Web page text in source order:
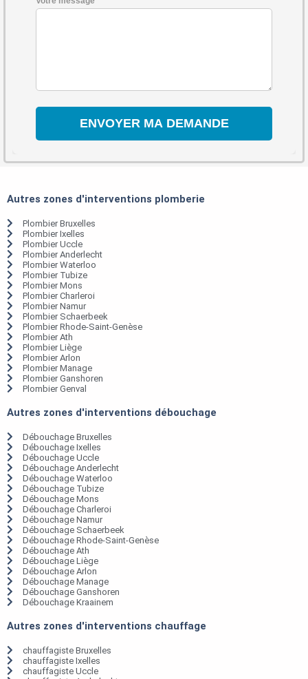
Autres zones d'interventions plomberie
Plombier Bruxelles
Plombier Ixelles
Plombier Uccle
Plombier Anderlecht
Plombier Waterloo
Plombier Tubize
Plombier Mons
Plombier Charleroi
Plombier Namur
Plombier Schaerbeek
Plombier Rhode-Saint-Genèse
Plombier Ath
Plombier Liège
Plombier Arlon
Plombier Manage
Plombier Ganshoren
Plombier Genval
Autres zones d'interventions débouchage
Débouchage Bruxelles
Débouchage Ixelles
Débouchage Uccle
Débouchage Anderlecht
Débouchage Waterloo
Débouchage Tubize
Débouchage Mons
Débouchage Charleroi
Débouchage Namur
Débouchage Schaerbeek
Débouchage Rhode-Saint-Genèse
Débouchage Ath
Débouchage Liège
Débouchage Arlon
Débouchage Manage
Débouchage Ganshoren
Débouchage Kraainem
Autres zones d'interventions chauffage
chauffagiste Bruxelles
chauffagiste Ixelles
chauffagiste Uccle